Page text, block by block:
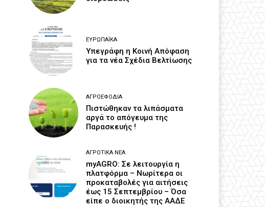
ΕΥΡΩΠΑΪΚΆ
Υπεγράφη η Κοινή Απόφαση
για τα νέα Σχέδια Βελτίωσης
ΑΓΡΟΕΦΌΔΙΑ
Πιστώθηκαν τα λιπάσματα
αργά το απόγευμα της
Παρασκευής !
ΑΓΡΟΤΙΚΆ ΝΈΑ
myAGRO: Σε λειτουργία η
πλατφόρμα – Νωρίτερα οι
προκαταβολές για αιτήσεις
έως 15 Σεπτεμβρίου – Όσα
είπε ο διοικητής της ΑΑΔΕ